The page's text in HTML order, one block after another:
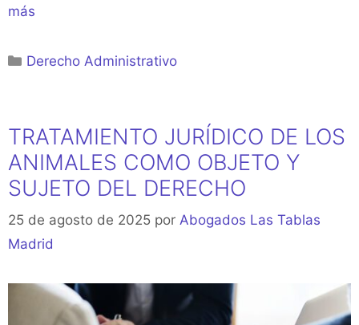
más
Categorías
Derecho Administrativo
TRATAMIENTO JURÍDICO DE LOS
ANIMALES COMO OBJETO Y
SUJETO DEL DERECHO
25 de agosto de 2025 por Abogados Las Tablas
Madrid